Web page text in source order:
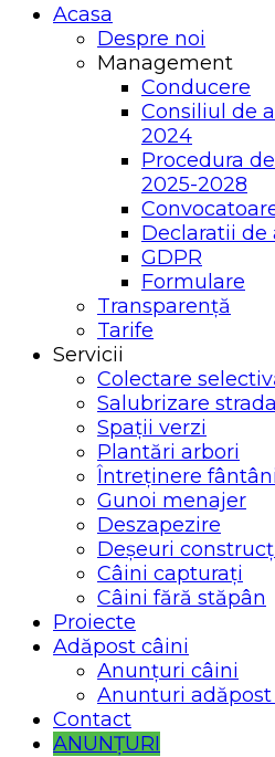
Acasa
Despre noi
Management
Conducere
Consiliul de
2024
Procedura
2025-2028
Declaratii de
GDPR
Formulare
Transparență
Tarife
Servicii
Colectare
Salubrizare
Spații verzi
Plantări arbori
Întreținere fântâni
Gunoi menajer
Deszapezire
Deșeuri
Câini capturați
Câini fără stăpân
Proiecte
Adăpost câini
Anunțuri câini
Anunturi adăpost
Contact
ANUNȚURI